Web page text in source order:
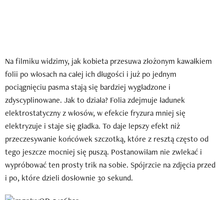
Na filmiku widzimy, jak kobieta przesuwa złożonym kawałkiem
folii po włosach na całej ich długości i już po jednym
pociągnięciu pasma stają się bardziej wygładzone i
zdyscyplinowane. Jak to działa? Folia zdejmuje ładunek
elektrostatyczny z włosów, w efekcie fryzura mniej się
elektryzuje i staje się gładka. To daje lepszy efekt niż
przeczesywanie końcówek szczotką, które z resztą często od
tego jeszcze mocniej się puszą. Postanowiłam nie zwlekać i
wypróbować ten prosty trik na sobie. Spójrzcie na zdjęcia przed
i po, które dzieli dosłownie 30 sekund.